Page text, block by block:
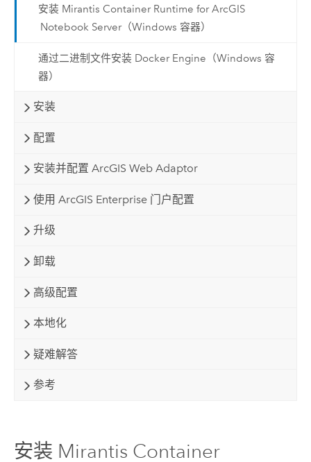
安装 Mirantis Container Runtime for ArcGIS
Notebook Server（Windows 容器）
通过二进制文件安装 Docker Engine（Windows 容
器）
安装
配置
安装并配置 ArcGIS Web Adaptor
使用 ArcGIS Enterprise 门户配置
升级
卸载
高级配置
本地化
疑难解答
参考
安装 Mirantis Container